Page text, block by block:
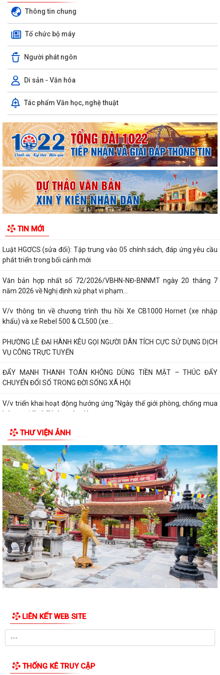
Thông tin chung
Tổ chức bộ máy
Người phát ngôn
Di sản - Văn hóa
Tác phẩm Văn học, nghệ thuật
TIN MỚI
phục vụ Dự án tuyến đường...
THÔNG BÁO THU HỒI ĐẤT ĐỂ THỰC HIỆN DỰ ÁN BỒI THƯỜNG, HỖ
TRỢ, GIẢI PHÓNG MẶT BẰNG, PHỤC VỤ DỰ ÁN...
PHƯỜNG LÊ ĐẠI HÀNH TỔ CHỨC HỘI NGHỊ TRIỂN KHAI THÔNG TIN VỀ
CÔNG TÁC GIẢI PHÓNG MẶT BẰNG DỰ ÁN...
PHƯỜNG LÊ ĐẠI HÀNH TỔ CHỨC LỄ CẦU SIÊU TRI ÂN CÁC ANH HÙNG
LIỆT SĨ
ĐỂ PHÒNG TRÁNH
Luật HGƠCS (sửa đổi): Tập trung vào 05 chính sách, đáp ứng yêu cầu
phát triển trong bối cảnh mới
Văn bản hợp nhất số 72/2026/VBHN-NĐ-BNNMT ngày 20 tháng 7
năm 2026 về Nghị định xử phạt vi phạm...
V/v thông tin về chương trình thu hồi Xe CB1000 Hornet (xe nhập
khẩu) và xe Rebel 500 & CL500 (xe...
PHƯỜNG LÊ ĐẠI HÀNH KÊU GỌI NGƯỜI DÂN TÍCH CỰC SỬ DỤNG DỊCH
VỤ CÔNG TRỰC TUYẾN
ĐẨY MẠNH THANH TOÁN KHÔNG DÙNG TIỀN MẶT – THÚC ĐẨY
CHUYỂN ĐỔI SỐ TRONG ĐỜI SỐNG XÃ HỘI
V/v triển khai hoạt động hưởng ứng “Ngày thế giới phòng, chống mua
bán người” và “Ngày toàn dân...
Kế hoạch triển khai cài đặt, sử dụng ứng dựng eTax mobile phục vụ
nộp thuế sử dụng đất phi nông...
PHƯỜNG LÊ ĐẠI HÀNH THAM DỰ HỘI NGHỊ TOÀN QUỐC QUÁN TRIỆT,
TRIỂN KHAI NGHỊ QUYẾT HỘI NGHỊ TRUNG ƯƠNG...
HOẠT ĐỘNG CỦA HỘI CỰU CHIẾN BINH PHƯỜNG LÊ ĐẠI HÀNH NHÂN KỶ
NIỆM 79 NĂM NGÀY THƯƠNG BINH - LIỆT SĨ...
ỦY BAN MTTQ VIỆT NAM PHƯỜNG LÊ ĐẠI HÀNH PHỐI HỢP VỚI NGÂN
HÀNG CHÍNH SÁCH XÃ HỘI CHÍ LINH THĂM,...
THÔNG BÁO Kết quả kỳ họp thứ Năm (Kỳ họp thường lệ giữa năm
2026) Hội đồng nhân dân phường khóa...
THÔNG BÁO LỄ DÂNG HƯƠNG THẮP NẾN TRI ÂN CÁC ANH HÙNG LIỆT
CHIẾN DỊCH 500 NGÀY ĐÊM ĐẨY MẠNH THỰC HIỆN, TÌM KIẾM, QUY
TẬP, XÁC ĐỊNH DANH TÍNH HÀI CỐT LIỆT SĨ
công tác xây dựng văn bản quy...
THƯ VIỆN ẢNH
LIÊN KẾT WEB SITE
THỐNG KÊ TRUY CẬP